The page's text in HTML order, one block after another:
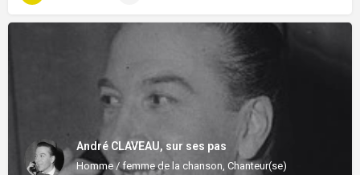
André CLAVEAU, sur ses pas
Homme / femme de la chanson, Chanteur(se)